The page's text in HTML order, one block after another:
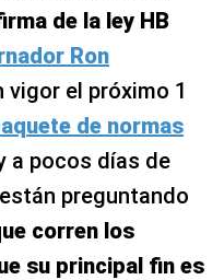
de la ley HB
Ron
vigor el próximo 1
de normas
a pocos días de
preguntando
corren los
su principal fin es